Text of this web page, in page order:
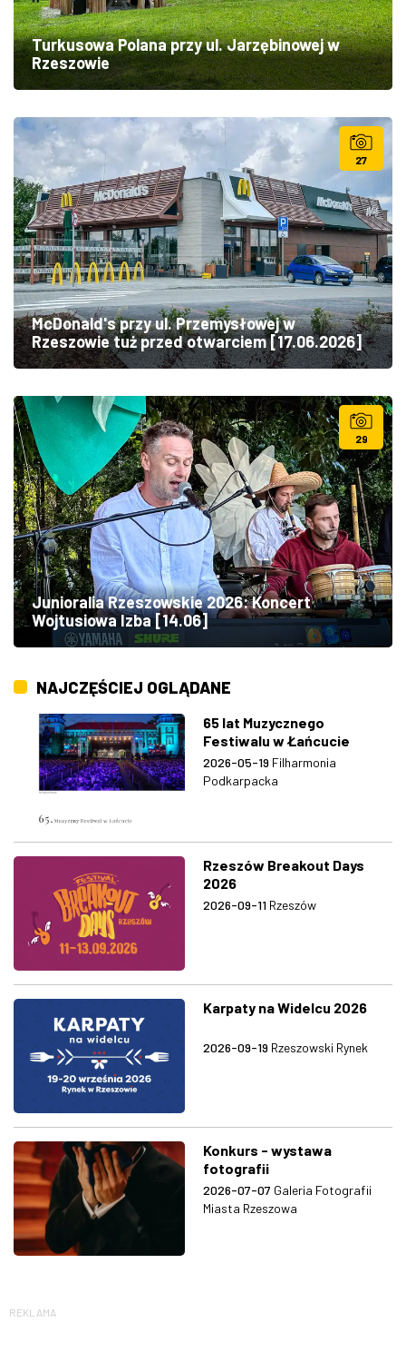
Turkusowa Polana przy ul. Jarzębinowej w
Rzeszowie
27
McDonald's przy ul. Przemysłowej w
Rzeszowie tuż przed otwarciem [17.06.2026]
29
Junioralia Rzeszowskie 2026: Koncert
Wojtusiowa Izba [14.06]
NAJCZĘŚCIEJ OGLĄDANE
65 lat Muzycznego
Festiwalu w Łańcucie
2026-05-19 Filharmonia
Podkarpacka
Rzeszów Breakout Days
2026
2026-09-11 Rzeszów
Karpaty na Widelcu 2026
2026-09-19 Rzeszowski Rynek
Konkurs - wystawa
fotografii
2026-07-07 Galeria Fotografii
Miasta Rzeszowa
REKLAMA